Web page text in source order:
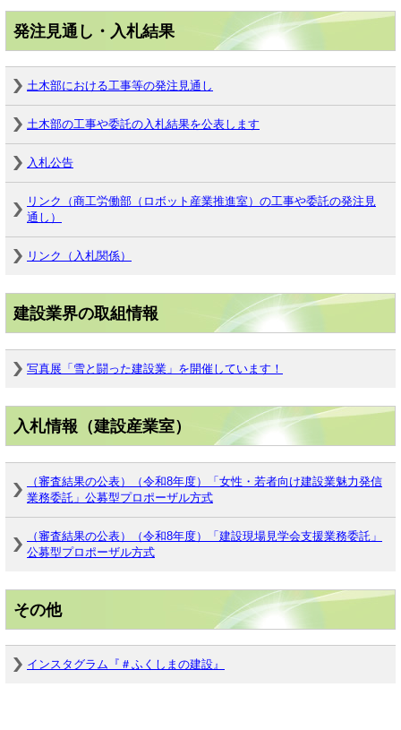
発注見通し・入札結果
土木部における工事等の発注見通し
土木部の工事や委託の入札結果を公表します
入札公告
リンク（商工労働部（ロボット産業推進室）の工事や委託の発注見
通し）
リンク（入札関係）
建設業界の取組情報
写真展「雪と闘った建設業」を開催しています！
入札情報（建設産業室）
（審査結果の公表）（令和8年度）「女性・若者向け建設業魅力発信
業務委託」公募型プロポーザル方式
（審査結果の公表）（令和8年度）「建設現場見学会支援業務委託」
公募型プロポーザル方式
その他
インスタグラム『＃ふくしまの建設』